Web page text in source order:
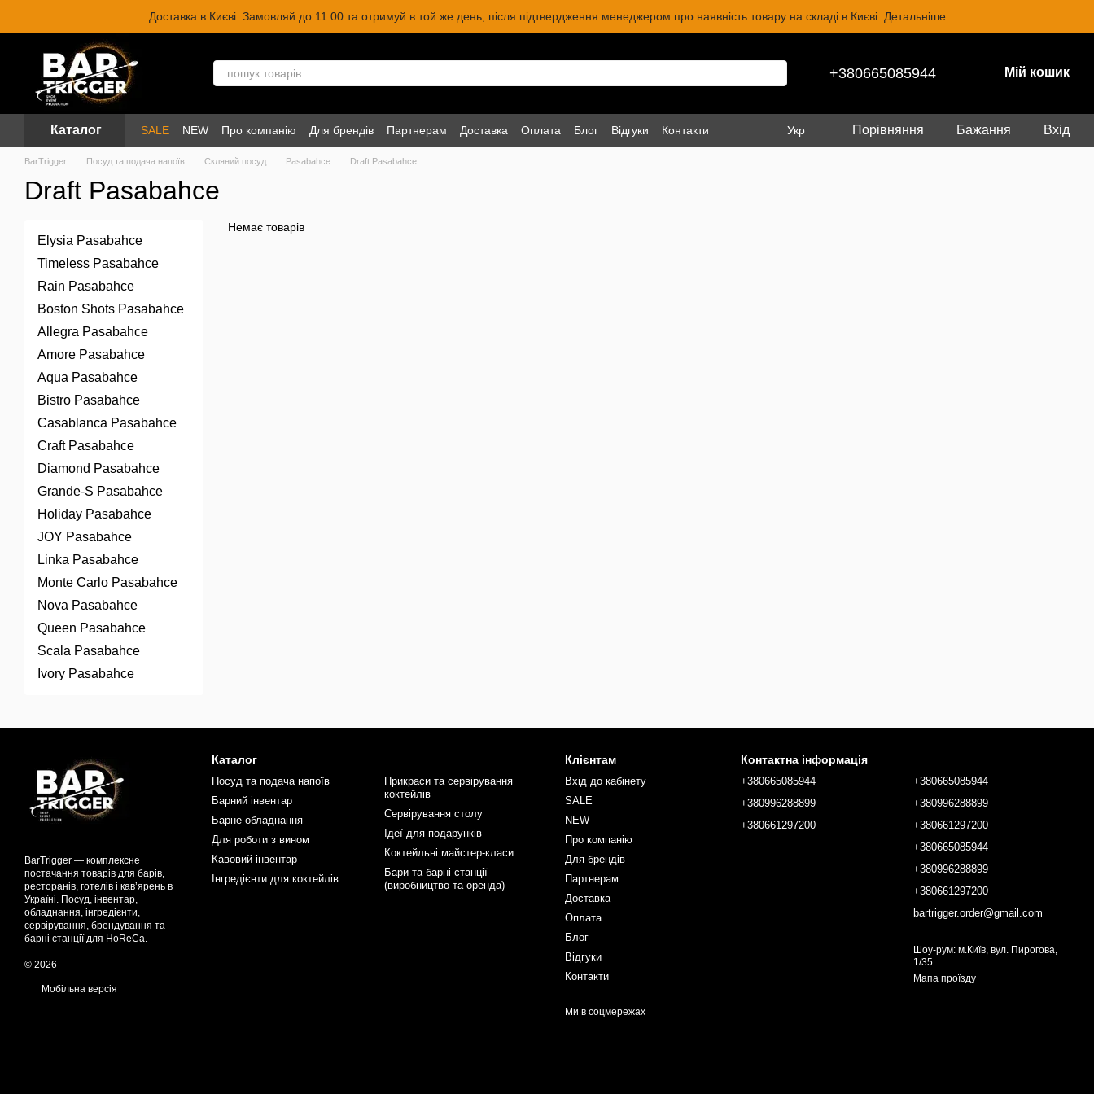
Перейти до основного контентуДоставка в Києві. Замовляй до 11:00 та отримуй в той же день, після підтвердження менеджером про наявність товару на складі в Києві. Детальніше
+380665085944 Мій кошик
Каталог SALE NEW Про компанію Для брендів Партнерам Доставка Оплата Блог Відгуки Контакти Укр Порівняння Бажання Вхід
BarTrigger Посуд та подача напоїв Скляний посуд Pasabahce Draft Pasabahce
Draft Pasabahce
Немає товарів
Elysia Pasabahce
Timeless Pasabahce
Rain Pasabahce
Boston Shots Pasabahce
Allegra Pasabahce
Amore Pasabahce
Aqua Pasabahce
Bistro Pasabahce
Casablanca Pasabahce
Craft Pasabahce
Diamond Pasabahce
Grande-S Pasabahce
Holiday Pasabahce
JOY Pasabahce
Linka Pasabahce
Monte Carlo Pasabahce
Nova Pasabahce
Queen Pasabahce
Scala Pasabahce
Ivory Pasabahce
BarTrigger — комплексне
постачання товарів для барів,
ресторанів, готелів і кав’ярень в
Україні. Посуд, інвентар,
обладнання, інгредієнти,
сервірування, брендування та
барні станції для HoReCa.
© 2026
Мобільна версія
Каталог
Посуд та подача напоїв
Барний інвентар
Барне обладнання
Для роботи з вином
Кавовий інвентар
Інгредієнти для коктейлів
Прикраси та сервірування
коктейлів
Сервірування столу
Ідеї для подарунків
Коктейльні майстер-класи
Бари та барні станції
(виробництво та оренда)
Клієнтам
Вхід до кабінету
SALE
NEW
Про компанію
Для брендів
Партнерам
Доставка
Оплата
Блог
Відгуки
Контакти
Ми в соцмережах
Контактна інформація
+380665085944
+380996288899
+380661297200
+380665085944
+380996288899
+380661297200
+380665085944
+380996288899
+380661297200
bartrigger.order@gmail.com
Шоу-рум: м.Київ, вул. Пирогова,
1/35
Мапа проїзду